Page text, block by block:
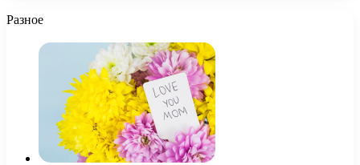
Разное